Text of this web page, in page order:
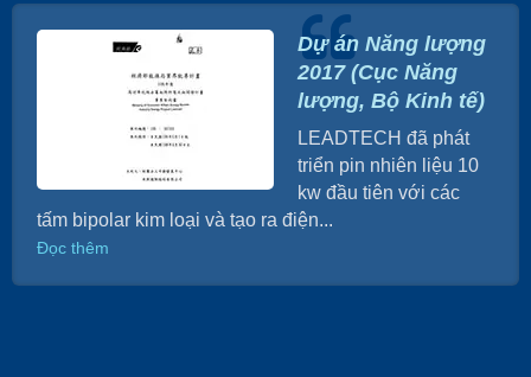
Dự án Năng lượng
2017 (Cục Năng
lượng, Bộ Kinh tế)
LEADTECH đã phát
triển pin nhiên liệu 10
kw đầu tiên với các
tấm bipolar kim loại và tạo ra điện...
Đọc thêm